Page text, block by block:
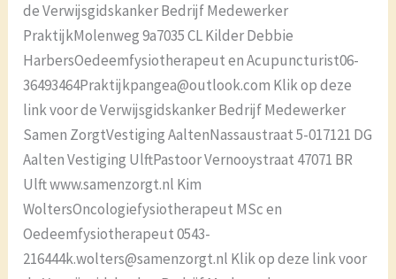
de Verwijsgidskanker Bedrijf Medewerker
PraktijkMolenweg 9a7035 CL Kilder Debbie
HarbersOedeemfysiotherapeut en Acupuncturist06-
36493464Praktijkpangea@outlook.com Klik op deze
link voor de Verwijsgidskanker Bedrijf Medewerker
Samen ZorgtVestiging AaltenNassaustraat 5-017121 DG
Aalten Vestiging UlftPastoor Vernooystraat 47071 BR
Ulft www.samenzorgt.nl Kim
WoltersOncologiefysiotherapeut MSc en
Oedeemfysiotherapeut 0543-
216444k.wolters@samenzorgt.nl Klik op deze link voor